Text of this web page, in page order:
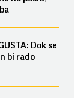
Dok se
bi rado